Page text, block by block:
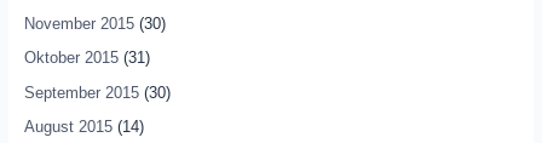
November 2015(30)
Oktober 2015(31)
September 2015(30)
August 2015(14)